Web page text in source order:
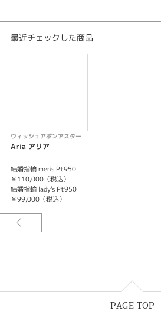
ッジリングです。
最近チェックした商品
ウィッシュアポンアスター
Aria アリア
結婚指輪 men's Pt950
￥110,000（税込）
結婚指輪 lady's Pt950
￥99,000（税込）
PAGE TOP